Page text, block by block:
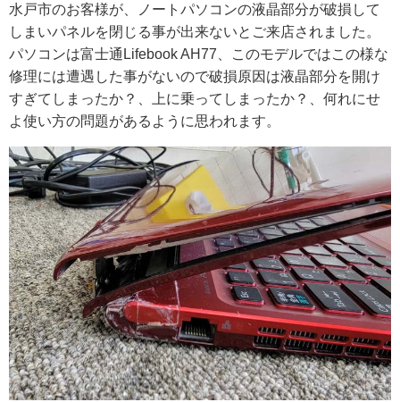
水戸市のお客様が、ノートパソコンの液晶部分が破損して
しまいパネルを閉じる事が出来ないとご来店されました。
パソコンは富士通Lifebook AH77、このモデルではこの様な
修理には遭遇した事がないので破損原因は液晶部分を開け
すぎてしまったか？、上に乗ってしまったか？、何れにせ
よ使い方の問題があるように思われます。